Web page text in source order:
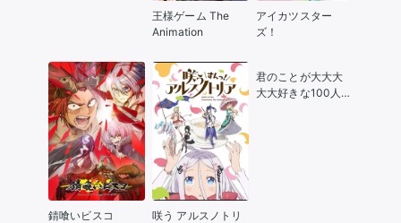
王様ゲーム The
Animation
アイカツスター
ズ！
錆喰いビスコ
咲う アルスノトリ
君のことが大大大
大大好きな100人の